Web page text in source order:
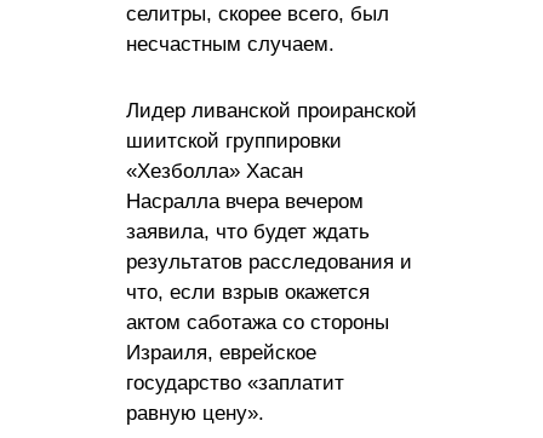
селитры, скорее всего, был
несчастным случаем.
Лидер ливанской проиранской
шиитской группировки
«Хезболла» Хасан
Насралла вчера вечером
заявила, что будет ждать
результатов расследования и
что, если взрыв окажется
актом саботажа со стороны
Израиля, еврейское
государство «заплатит
равную цену».